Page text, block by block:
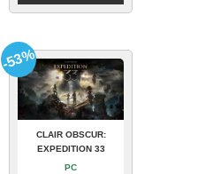
CLAIR OBSCUR:
EXPEDITION 33
PC
-53%